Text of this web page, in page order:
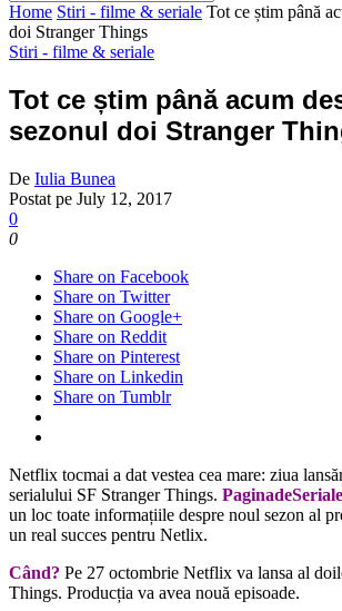
Home Stiri - filme & seriale Tot ce știm până
doi Stranger Things
Stiri - filme & seriale
Tot ce știm până acum
sezonul doi Stranger
De Iulia Bunea
Postat pe July 12, 2017
0
0
Share on Facebook
Share on Twitter
Share on Google+
Share on Reddit
Share on Pinterest
Share on Linkedin
Share on Tumblr
Netflix tocmai a dat vestea cea mare: ziua
serialului SF Stranger Things. PaginadeSeriale
un loc toate informațiile despre noul sezon al
un real succes pentru Netlix.
Când? Pe 27 octombrie Netflix va lansa al
Things. Producția va avea nouă episoade.